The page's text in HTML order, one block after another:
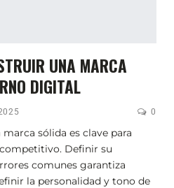
UNA MARCA
DIGITAL
0
sólida es clave para
Definir su
comunes garantiza
la personalidad y tono de